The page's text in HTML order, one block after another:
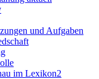
und Aufgaben
im Lexikon2